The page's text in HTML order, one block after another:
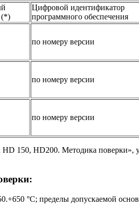
(*)
Цифровой идентификатор
программного обеспечения
по номеру версии
по номеру версии
по номеру версии
HD 150, HD200. Методика
°С; пределы допускаемой